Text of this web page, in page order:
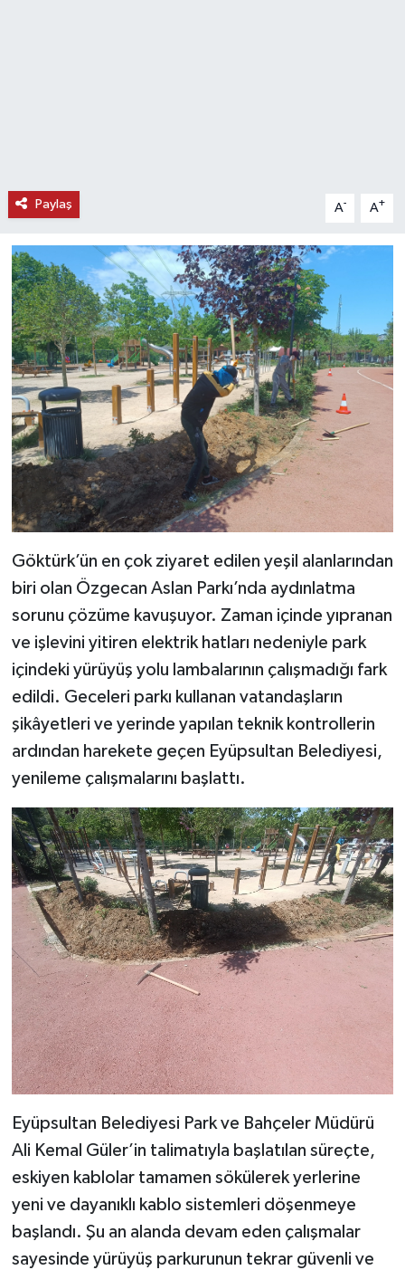
Paylaş A- A+
Göktürk’ün en çok ziyaret edilen yeşil alanlarından
biri olan Özgecan Aslan Parkı’nda aydınlatma
sorunu çözüme kavuşuyor. Zaman içinde yıpranan
ve işlevini yitiren elektrik hatları nedeniyle park
içindeki yürüyüş yolu lambalarının çalışmadığı fark
edildi. Geceleri parkı kullanan vatandaşların
şikâyetleri ve yerinde yapılan teknik kontrollerin
ardından harekete geçen Eyüpsultan Belediyesi,
yenileme çalışmalarını başlattı.
Eyüpsultan Belediyesi Park ve Bahçeler Müdürü
Ali Kemal Güler’in talimatıyla başlatılan süreçte,
eskiyen kablolar tamamen sökülerek yerlerine
yeni ve dayanıklı kablo sistemleri döşenmeye
başlandı. Şu an alanda devam eden çalışmalar
sayesinde yürüyüş parkurunun tekrar güvenli ve